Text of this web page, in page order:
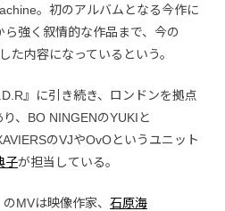
。初のアルバムとなる今作に
強く叙情的な作品まで、今の
た内容になっているという。
』に引き続き、ロンドンを拠点
、BO NINGENのYUKIと
のVJやOvOというユニット
子が担当している。
MVは映像作家、 石原海